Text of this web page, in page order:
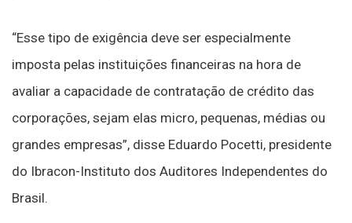
“Esse tipo de exigência deve ser especialmente
imposta pelas instituições financeiras na hora de
avaliar a capacidade de contratação de crédito das
corporações, sejam elas micro, pequenas, médias ou
grandes empresas”, disse Eduardo Pocetti, presidente
do Ibracon-Instituto dos Auditores Independentes do
Brasil.